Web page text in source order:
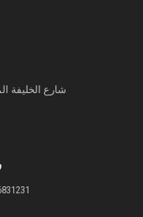
شارع الخليفة
- 26831417 - 26831474